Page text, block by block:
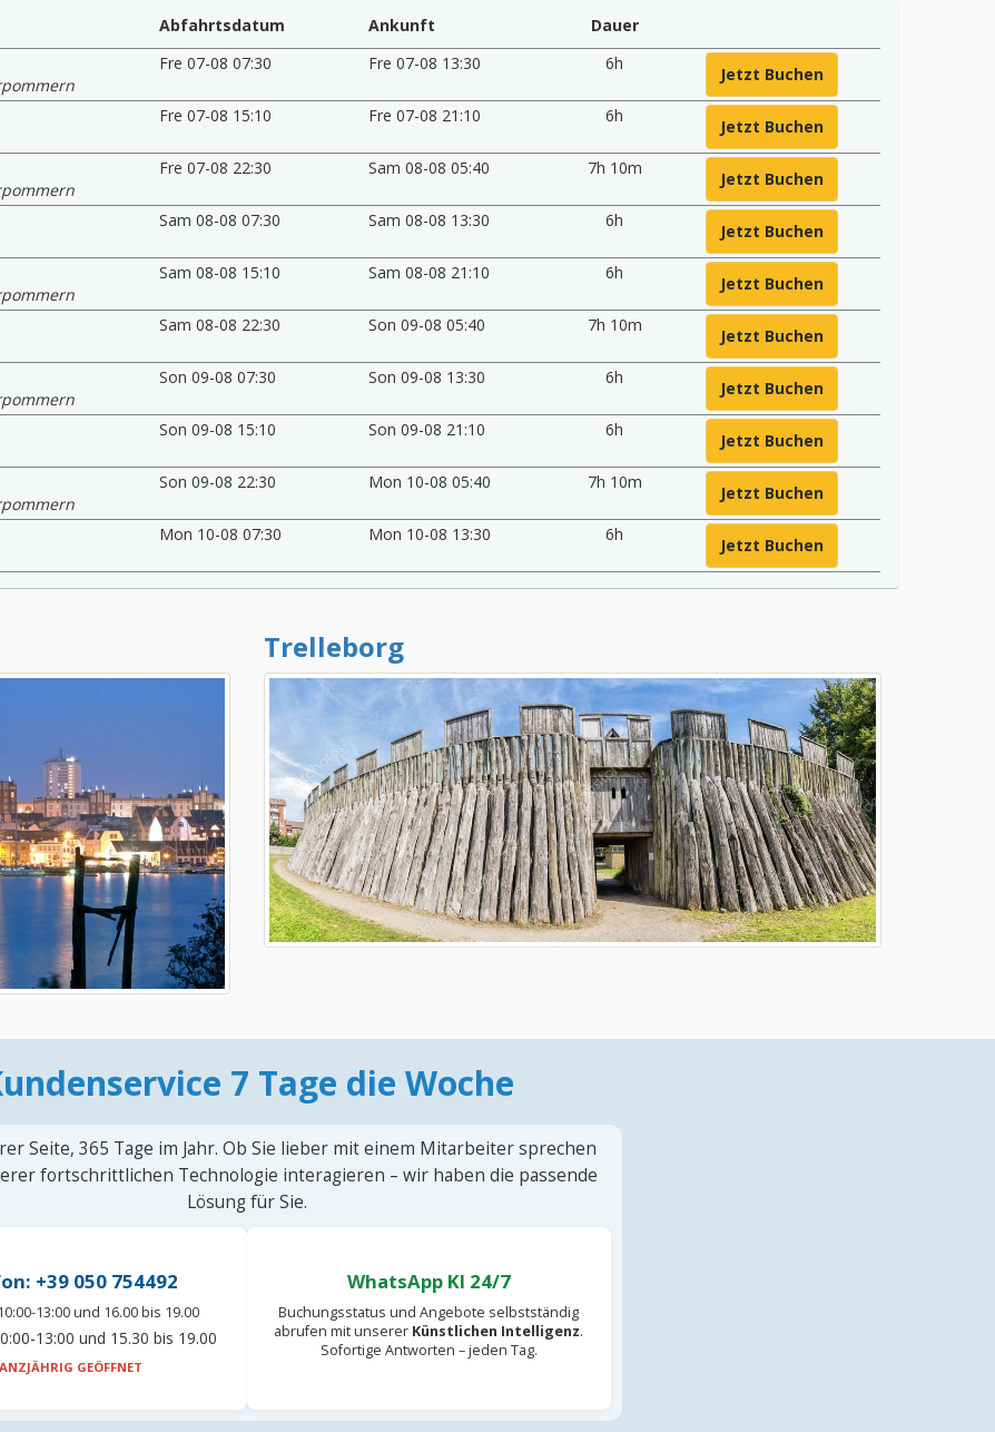
Abfahrtsdatum Ankunft
Dauer
Fre 07-08 07:30 Fre 07-08 13:30 6h
Jetzt Buchen
Fre 07-08 15:10 Fre 07-08 21:10 6h
Jetzt Buchen
Fre 07-08 22:30 Sam 08-08 05:40 7h 10m
Jetzt Buchen
Sam 08-08 07:30 Sam 08-08 13:30 6h
Jetzt Buchen
Sam 08-08 15:10 Sam 08-08 21:10 6h
Jetzt Buchen
Sam 08-08 22:30 Son 09-08 05:40 7h 10m
Jetzt Buchen
Son 09-08 07:30 Son 09-08 13:30 6h
Jetzt Buchen
Son 09-08 15:10 Son 09-08 21:10 6h
Jetzt Buchen
Son 09-08 22:30 Mon 10-08 05:40 7h 10m
Jetzt Buchen
Mon 10-08 07:30 Mon 10-08 13:30 6h
Jetzt Buchen
Trelleborg
7 Tage die Woche
Seite, 365 Tage im Jahr. Ob Sie lieber mit einem Mitarbeiter sprechen
fortschrittlichen Technologie interagieren – wir haben die passende
Lösung für Sie.
+39 050 754492
13:00 und 16.00 bis 19.00
13:00 und 15.30 bis 19.00
GEÖFFNET
WhatsApp KI 24/7
Buchungsstatus und Angebote selbstständig
abrufen mit unserer Künstlichen Intelligenz.
Sofortige Antworten – jeden Tag.